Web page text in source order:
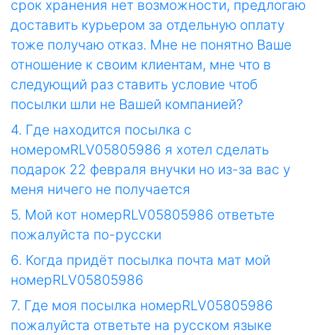
срок хранения нет возможности, предлогаю
доставить курьером за отдельную оплату
тоже получаю отказ. Мне не понятно Ваше
отношение к своим клиентам, мне что в
следующий раз ставить условие чтоб
посылки шли не Вашей компанией?
4. Где находится посылка с
номеромRLV05805986 я хотел сделать
подарок 22 февраля внучки но из-за вас у
меня ничего не получается
5. Мой кот номерRLV05805986 ответьте
пожалуйста по-русски
6. Когда придёт посылка почта мат мой
номерRLV05805986
7. Где моя посылка номерRLV05805986
пожалуйста ответьте на русском языке